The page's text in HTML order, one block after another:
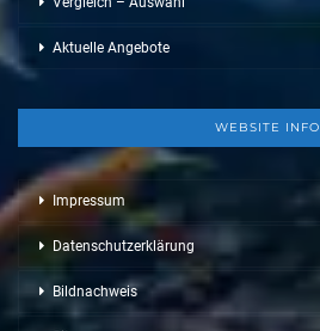
Aktuelle Angebote
WEBSITE INFO
Impressum
Datenschutzerklärung
Bildnachweis